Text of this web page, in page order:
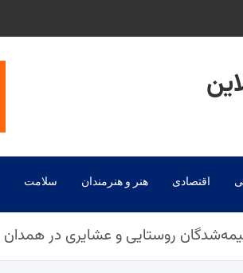
اقتصادی هنر و هنرمندان سلامت
روستایی و عشایری در همدان